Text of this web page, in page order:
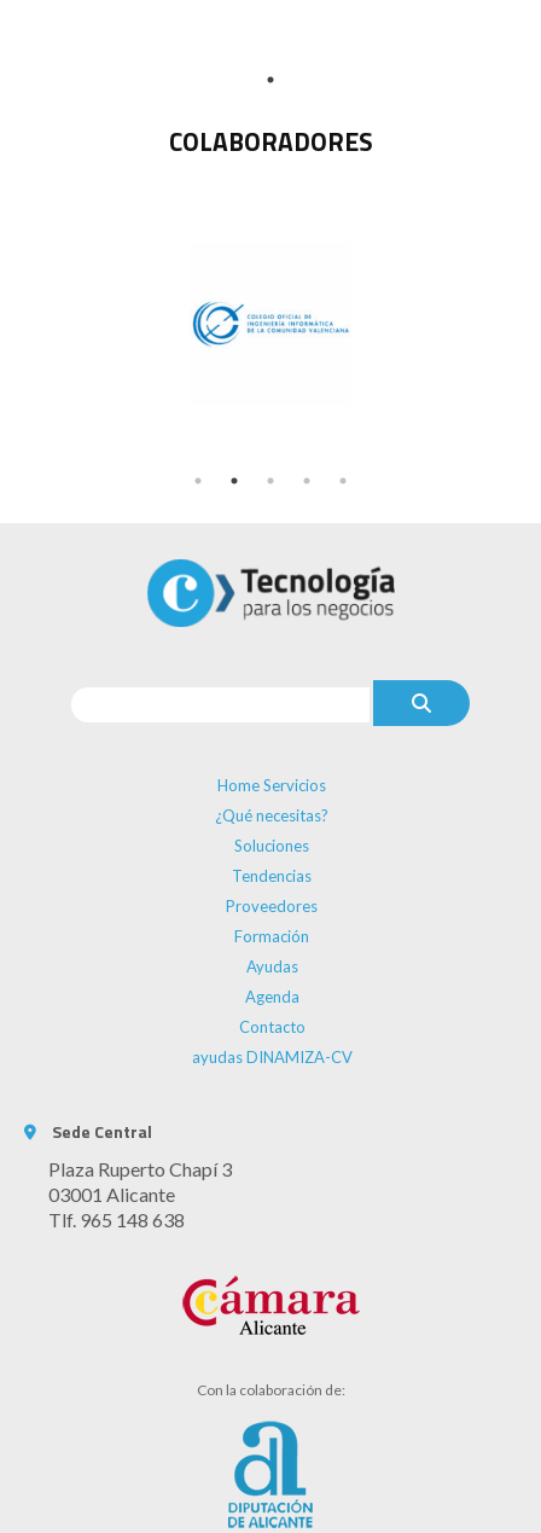
COLABORADORES
Home Servicios
¿Qué necesitas?
Soluciones
Tendencias
Proveedores
Formación
Ayudas
Agenda
Contacto
ayudas DINAMIZA-CV
Sede Central
Plaza Ruperto Chapí 3
03001 Alicante
Tlf. 965 148 638
Con la colaboración de: